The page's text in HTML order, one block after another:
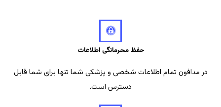
حفظ محرمانگی اطلاعات
در مدافون تمام اطلاعات شخصی و پزشکی شما تنها برای شما قابل
دسترس است.